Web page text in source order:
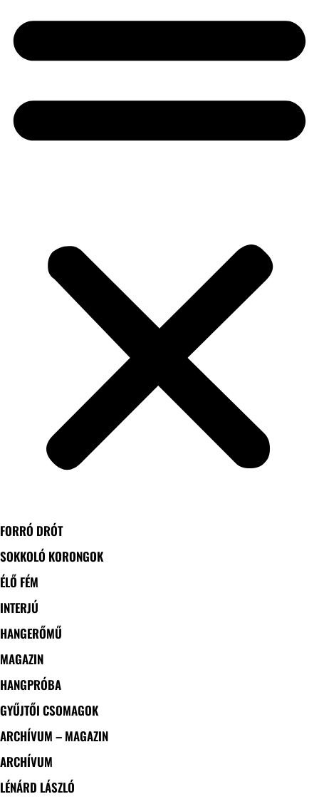
FORRÓ DRÓT
SOKKOLÓ KORONGOK
ÉLŐ FÉM
INTERJÚ
HANGERŐMŰ
MAGAZIN
HANGPRÓBA
GYŰJTŐI CSOMAGOK
ARCHÍVUM – MAGAZIN
ARCHÍVUM
LÉNÁRD LÁSZLÓ